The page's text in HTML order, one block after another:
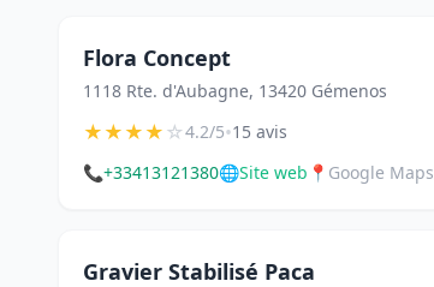
Flora Concept
1118 Rte. d'Aubagne, 13420 Gémenos
★★★★☆4.2/5•15 avis
📞+33413121380🌐Site web 📍 Google Maps
Gravier Stabilisé Paca